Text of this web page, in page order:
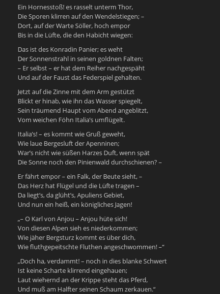
Ein Hornesstoß! es rasselt unterm Thor,
Die Sporen klirren auf den Wendelstiegen; –
Dort, auf der Warte Söller, hoch empor
Bis in die Lüfte, die den Habicht wiegen:
Das ist des Konradin Panier; es weht
Der Sonnenstrahl in seinen goldnen Falten;
– Er selbst – er hat dem Reiher nachgespäht
Und auf der Faust das Federspiel gehalten.
Jetzt auf die Zinne mit dem Arm gestützt
Blickt er hinab, wie ihn das Wasser spiegelt,
Sein träumend Haupt vom Abend angeblitzt,
Vom weichen Föhn Italia’s umflügelt.
Italia’s! – es kommt wie Gruß geweht,
Wie laue Bergesluft der Apenninen;
War’s nicht wie süßen Harzes Duft, wenn spät
Die Sonne noch den Pinienwald durchschienen? –
Er fährt empor – ein Falk, der Beute sieht, –
Das Herz hat Flügel und die Lüfte tragen –
Da liegt’s, da glüht’s, Apuliens Gebiet,
Und nun ein heiß, ein königliches Jagen!
„– O Karl von Anjou – Anjou hüte sich!
Von diesen Alpen sieh es niederkommen;
Wie jäher Bergsturz kommt es über dich,
Wie fluthgepeitschte Fluthen angeschwommen! –“
„Doch ha, verdammt! – noch in dies blanke Schwert
Ist keine Scharte klirrend eingehauen;
Laut wiehernd an der Krippe steht das Pferd,
Und muß am Halfter seinen Schaum zerkauen.“